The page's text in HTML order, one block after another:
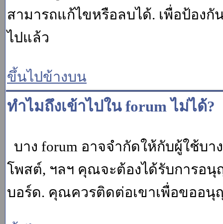
สามารถแก้ไขหรือลบได้. เพื่อป้อง
ไปแล้ว
ขึ้นไปข้างบน
ทำไมถึงเข้าไปใน forum ไม่ได้?
บาง forum อาจจำกัดให้กับผู้ใช้บ
โพสต์, ฯลฯ คุณจะต้องได้รับการอนุ
บอร์ด. คุณควรติดต่อเขาเพื่อขออนุ